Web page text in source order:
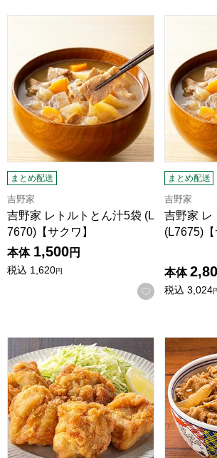
まとめ配送
吉野家
吉野家 レトルトとん汁5袋 (L
7670)【サクワ】
本体 1,500円
税込 1,620円
お気に入り
まとめ配送
吉野家
吉野家 レ
(L7675)【
本体
税込 3,024
吉野家 から揚げ (L8248)【サクワ】
吉野家